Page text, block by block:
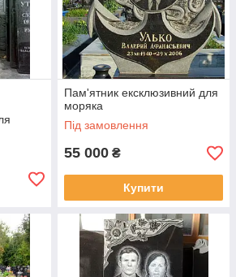
Пам'ятник ексклюзивний для
моряка
Під замовлення
55 000 ₴
Купити